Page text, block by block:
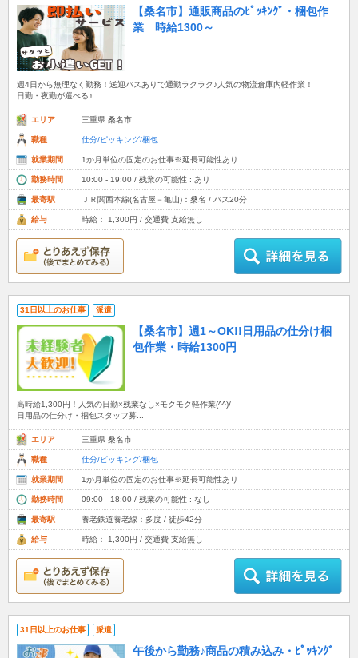
【桑名市】通販商品のﾋﾟｯｷﾝｸﾞ・梱包作
業 時給1300～
週4日から無理なく勤務！送迎バスありで通勤ラクラク♪人気の物流倉庫内軽作業！
日勤・夜勤が選べる♪...
エリア 三重県 桑名市
職種 仕分/ピッキング/梱包
就業期間 1か月単位の固定のお仕事※延長可能性あり
勤務時間 10:00 - 19:00 / 残業の可能性 : あり
最寄駅 ＪＲ関西本線(名古屋－亀山)：桑名 / バス20分
給与 時給： 1,300円 / 交通費 支給無し
31日以上のお仕事 派遣
【桑名市】週1～OK!!日用品の仕分け梱
包作業・時給1300円
高時給1,300円！人気の日勤×残業なし×モクモク軽作業(^^)/
日用品の仕分け・梱包スタッフ募...
エリア 三重県 桑名市
職種 仕分/ピッキング/梱包
就業期間 1か月単位の固定のお仕事※延長可能性あり
勤務時間 09:00 - 18:00 / 残業の可能性 : なし
最寄駅 養老鉄道養老線：多度 / 徒歩42分
給与 時給： 1,300円 / 交通費 支給無し
31日以上のお仕事 派遣
午後から勤務♪商品の積み込み・ﾋﾟｯｷﾝｸﾞ